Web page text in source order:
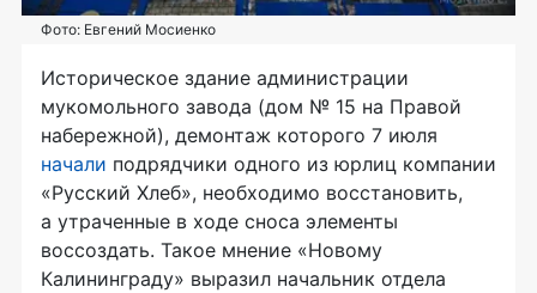
Фото: Евгений Мосиенко
Историческое здание администрации
мукомольного завода (дом № 15 на Правой
набережной), демонтаж которого 7 июля
начали подрядчики одного из юрлиц компании
«Русский Хлеб», необходимо восстановить,
а утраченные в ходе сноса элементы
воссоздать. Такое мнение «Новому
Калининграду» выразил начальник отдела